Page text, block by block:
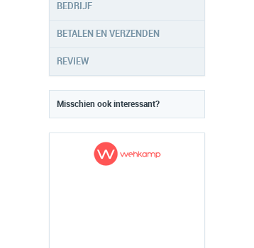
BEDRIJF
BETALEN EN VERZENDEN
REVIEW
Misschien ook interessant?